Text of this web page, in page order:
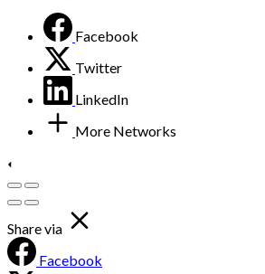
Facebook
Twitter
LinkedIn
More Networks
Share via
Facebook